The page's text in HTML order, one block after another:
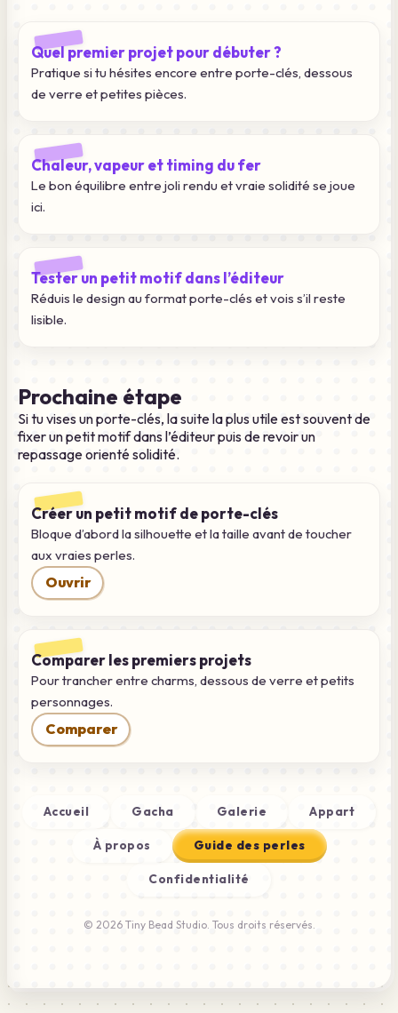
Quel premier projet pour débuter ?
Pratique si tu hésites encore entre porte-clés, dessous
de verre et petites pièces.
Chaleur, vapeur et timing du fer
Le bon équilibre entre joli rendu et vraie solidité se joue
ici.
Tester un petit motif dans l’éditeur
Réduis le design au format porte-clés et vois s’il reste
lisible.
Prochaine étape
Si tu vises un porte-clés, la suite la plus utile est souvent de
fixer un petit motif dans l’éditeur puis de revoir un
repassage orienté solidité.
Créer un petit motif de porte-clés
Bloque d’abord la silhouette et la taille avant de toucher
aux vraies perles.
Ouvrir
Comparer les premiers projets
Pour trancher entre charms, dessous de verre et petits
personnages.
Comparer
Accueil Gacha Galerie Appart
À propos Guide des perles
Confidentialité
© 2026 Tiny Bead Studio. Tous droits réservés.